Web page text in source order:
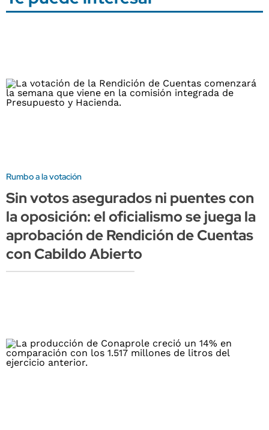
Rumbo a la votación
Sin votos asegurados ni puentes con
la oposición: el oficialismo se juega la
aprobación de Rendición de Cuentas
con Cabildo Abierto